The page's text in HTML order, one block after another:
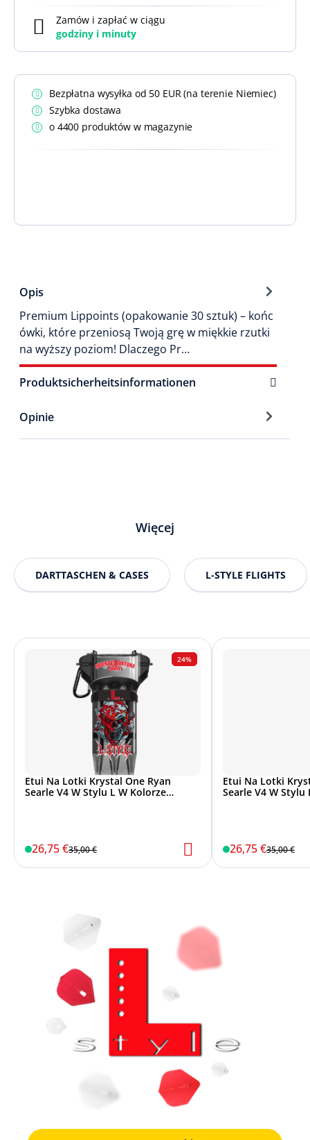
Opis
Premium Lippoints (opakowanie 30 sztuk) – końc
ówki, które przeniosą Twoją grę w miękkie rzutki
na wyższy poziom! Dlaczego Pr…
Produktsicherheitsinformationen
Opinie
Zamów i zapłać w ciągu
godziny i minuty
Bezpłatna wysyłka od 50 EUR (na terenie Niemiec)
Szybka dostawa
o 4400 produktów w magazynie
Więcej
DARTTASCHEN & CASES L-STYLE FLIGHTS
24%
Etui Na Lotki Krystal One Ryan
Searle V4 W Stylu L W Kolorze
26,75 €35,00 €
Etui Na Lotki
Searle V4 W Stylu
26,75 €35,00 €